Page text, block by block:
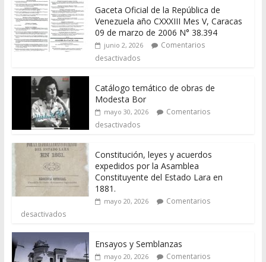
Gaceta Oficial de la República de
Venezuela año CXXXIII Mes V, Caracas
09 de marzo de 2006 N° 38.394
junio 2, 2026
Comentarios
desactivados
Catálogo temático de obras de
Modesta Bor
mayo 30, 2026
Comentarios
desactivados
Constitución, leyes y acuerdos
expedidos por la Asamblea
Constituyente del Estado Lara en
1881.
mayo 20, 2026
Comentarios
desactivados
Ensayos y Semblanzas
mayo 20, 2026
Comentarios